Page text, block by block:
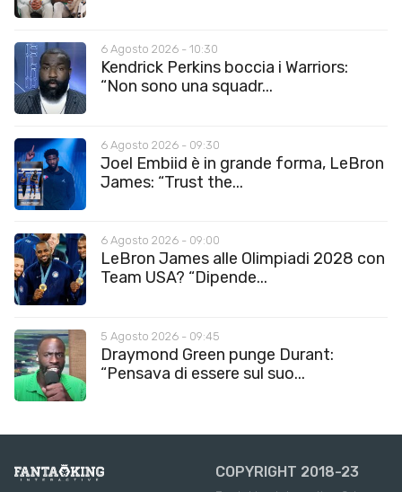
6 Agosto 2026 - 10:30
Kendrick Perkins boccia i Warriors:
“Non sono una squadr...
6 Agosto 2026 - 09:30
Joel Embiid è in grande forma, LeBron
James: “Trust the...
6 Agosto 2026 - 09:00
LeBron James alle Olimpiadi 2028 con
Team USA? “Dipende...
5 Agosto 2026 - 09:45
Draymond Green punge Durant:
“Pensava di essere sul suo...
COPYRIGHT 2018-23